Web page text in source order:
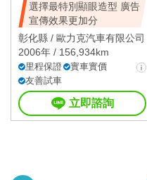
選擇最特別顯眼造型 廣告
宣傳效果更加分
彰化縣 / 歐力克汽車有限公司
2006年 / 156,934km
里程保證
實車實價
友善試車
立即諮詢